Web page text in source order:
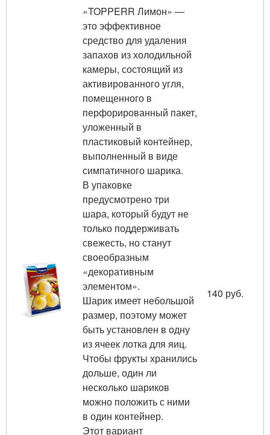
«TOPPERR Лимон» —
это эффективное
средство для удаления
запахов из холодильной
камеры, состоящий из
активированного угля,
помещенного в
перфорированный пакет,
уложенный в
пластиковый контейнер,
выполненный в виде
симпатичного шарика.
В упаковке
предусмотрено три
шара, который будут не
только поддерживать
свежесть, но станут
своеобразным
«декоративным
элементом».
Шарик имеет небольшой
размер, поэтому может
быть установлен в одну
из ячеек лотка для яиц.
Чтобы фрукты хранились
дольше, один ли
несколько шариков
можно положить с ними
в один контейнер.
Этот вариант
140 руб.